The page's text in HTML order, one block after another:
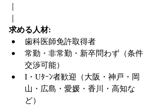
｜
｜
求める人材:
歯科医師免許取得者
常勤・非常勤・新卒問わず（条件
交渉可能）
I・Uﾀｰﾝ者歓迎（大阪・神戸・岡
山・広島・愛媛・香川・高知な
ど）